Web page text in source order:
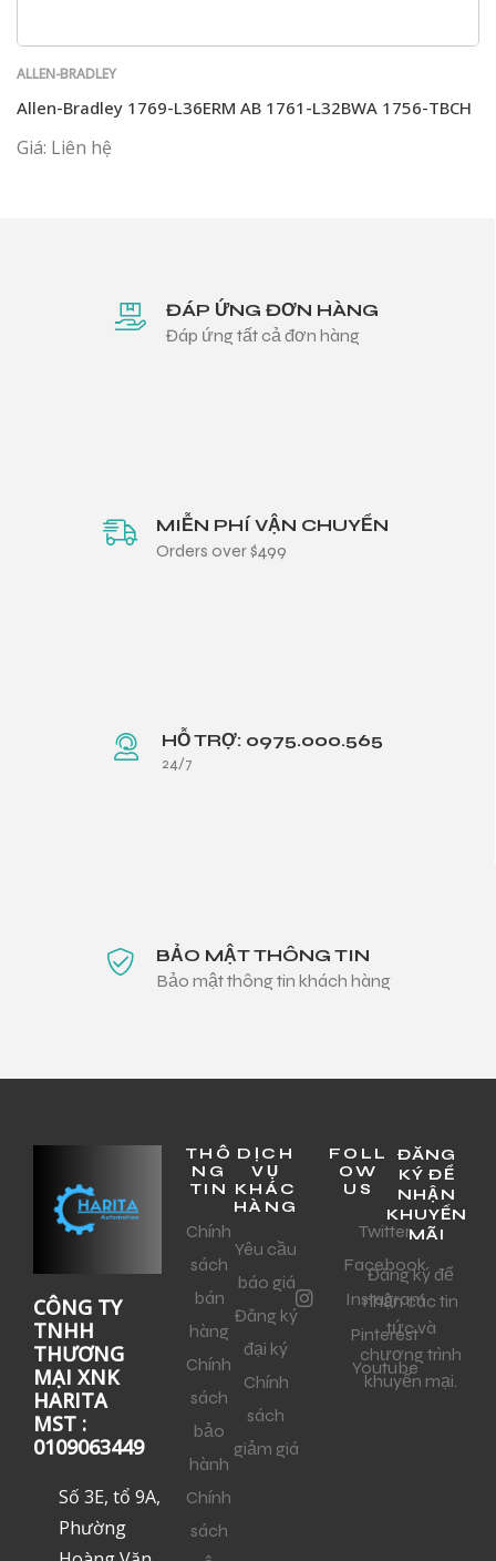
ALLEN-BRADLEY
Allen-Bradley 1769-L36ERM AB 1761-L32BWA 1756-TBCH
Giá: Liên hệ
ĐÁP ỨNG ĐƠN HÀNG
Đáp ứng tất cả đơn hàng
MIỄN PHÍ VẬN CHUYỂN
Orders over $499
HỖ TRỢ: 0975.000.565
24/7
BẢO MẬT THÔNG TIN
Bảo mật thông tin khách hàng
CÔNG TY
TNHH
THƯƠNG
MẠI XNK
HARITA
MST :
0109063449
Số 3E, tổ 9A,
Phường
THÔ
NG
TIN
Chính
sách
bán
hàng
Chính
sách
bảo
hành
Chính
sách
DỊCH
VỤ
KHÁC
HÀNG
Yêu cầu
báo giá
Đăng ký
đại ký
Chính
sách
giảm giá
FOLL
OW
US
Twitter
Facebook
Instagram
Pinterest
Youtube
ĐĂNG
KÝ ĐỂ
NHẬN
KHUYẾN
MÃI
Đăng ký để
nhận các tin
tức và
chương trình
khuyến mại.